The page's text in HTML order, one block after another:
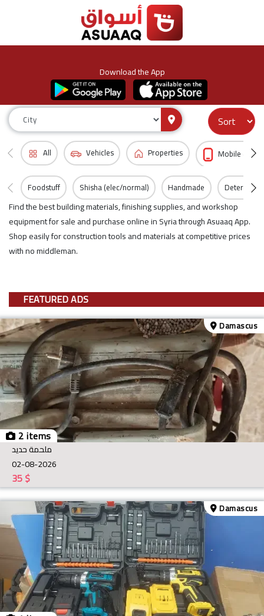
Download the App
All Vehicles Properties Mobile &
Foodstuff Shisha (elec/normal) Handmade Detergents
Find the best building materials, finishing supplies, and workshop
equipment for sale and purchase online in Syria through Asuaaq App.
Shop easily for construction tools and materials at competitive prices
with no middleman.
FEATURED ADS
2 items
Damascus
ملحمة حديد
02-08-2026
$
35
Damascus